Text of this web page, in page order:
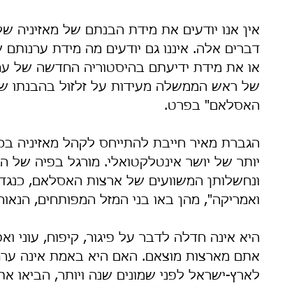
אין אנו יודעים את מידת הבנתם של
דברים אלה. איננו גם יודעים מה מידת
או את מידת ידיעתם בהיסטוריה החדשה של
של ראש הממשלה מעידות על זלזול בהבנתו של
האסלאם" בפרט.
הגברת מאיר חייבת להתייחס לקהל מאזיניה
יותר של יושר אינטלקטואלי. מורגל בפיה
ונחשלותן המשוועים של ארצות האסלאם,
ואמריקה", מהן באו בני המזל המפותחים,
היא אינה חדלה לדבר על פיגור, קיפוח, עוני
אתם מארצות מוצאם. האם היא באמת אינה
לארץ-ישראל לפני שמונים שנה ויותר,